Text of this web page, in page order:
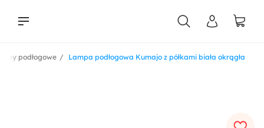
Lampa podłogowa Kumajo z półkami biała okrągła
podłogowe